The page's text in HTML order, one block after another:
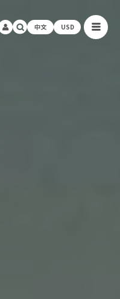
中文 USD